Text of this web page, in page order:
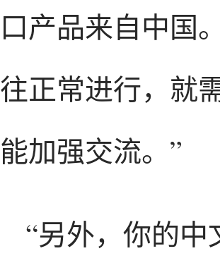
口产品来自中国
往正常进行，就
能加强交流。”
“另外，你的